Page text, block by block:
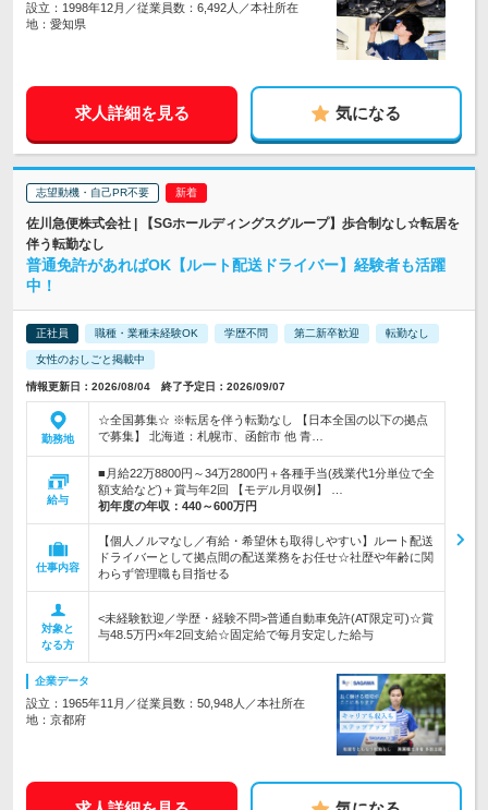
設立：1998年12月／従業員数：6,492人／本社所在
地：愛知県
求人詳細を見る 気になる
志望動機・自己PR不要
佐川急便株式会社 | 【SGホールディングスグループ】歩合制なし☆転居を
伴う転勤なし
普通免許があればOK【ルート配送ドライバー】経験者も活躍
中！
正社員 職種・業種未経験OK 学歴不問 第二新卒歓迎 転勤なし
女性のおしごと掲載中
情報更新日：2026/08/04 終了予定日：2026/09/07
勤務地
☆全国募集☆ ※転居を伴う転勤なし 【日本全国の以下の拠点
で募集】 北海道：札幌市、函館市 他 青…
給与
■月給22万8800円～34万2800円＋各種手当(残業代1分単位で全
額支給など)＋賞与年2回 【モデル月収例】 …
初年度の年収： 440～600万円
仕事内容
【個人ノルマなし／有給・希望休も取得しやすい】ルート配送
ドライバーとして拠点間の配送業務をお任せ☆社歴や年齢に関
わらず管理職も目指せる
対象と
なる方
<未経験歓迎／学歴・経験不問>普通自動車免許(AT限定可)☆賞
与48.5万円×年2回支給☆固定給で毎月安定した給与
企業データ
設立：1965年11月／従業員数：50,948人／本社所在
地：京都府